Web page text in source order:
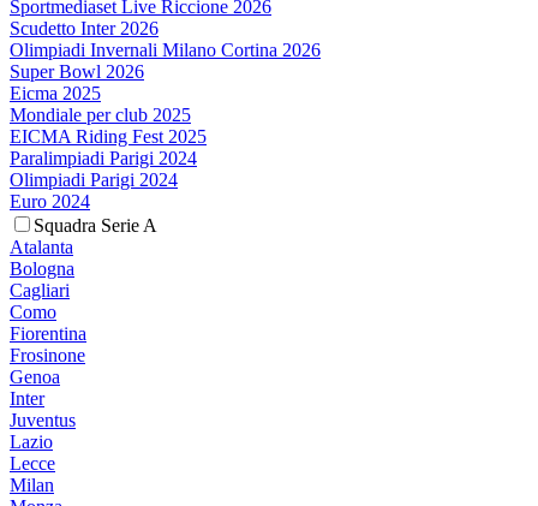
Sportmediaset Live Riccione 2026
Scudetto Inter 2026
Olimpiadi Invernali Milano Cortina 2026
Super Bowl 2026
Eicma 2025
Mondiale per club 2025
EICMA Riding Fest 2025
Paralimpiadi Parigi 2024
Olimpiadi Parigi 2024
Euro 2024
Squadra Serie A
Atalanta
Bologna
Cagliari
Como
Fiorentina
Frosinone
Genoa
Inter
Juventus
Lazio
Lecce
Milan